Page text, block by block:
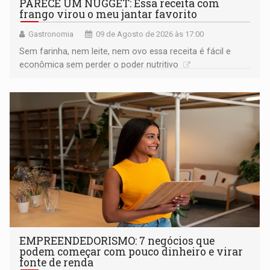
PARECE UM NUGGET: Essa receita com
frango virou o meu jantar favorito
Gastronomia 09 de Agosto de 2026 às 17:00
Sem farinha, nem leite, nem ovo essa receita é fácil e
econômica sem perder o poder nutritivo
EMPREENDEDORISMO: 7 negócios que
podem começar com pouco dinheiro e virar
fonte de renda